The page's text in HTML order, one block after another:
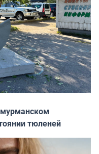
тюленей